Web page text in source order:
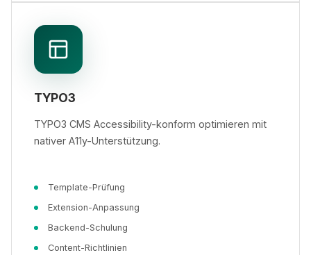
TYPO3
TYPO3 CMS Accessibility-konform optimieren mit
nativer A11y-Unterstützung.
Template-Prüfung
Extension-Anpassung
Backend-Schulung
Content-Richtlinien